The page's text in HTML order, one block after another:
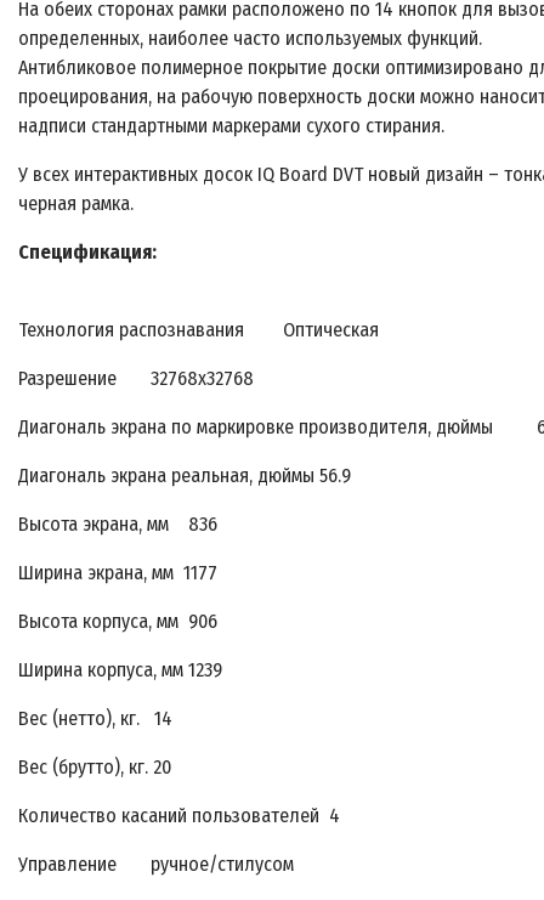
На обеих сторонах рамки расположено по 14 кнопок для
определенных, наиболее часто используемых функций.
Антибликовое полимерное покрытие доски оптимизировано
проецирования, на рабочую поверхность доски можно
надписи стандартными маркерами сухого стирания.
У всех интерактивных досок IQ Board DVT новый дизайн –
черная рамка.
Спецификация:
Технология распознавания Оптическая
Разрешение 32768х32768
Диагональ экрана по маркировке производителя, дюймы
Диагональ экрана реальная, дюймы 56.9
Высота экрана, мм 836
Ширина экрана, мм 1177
Высота корпуса, мм 906
Ширина корпуса, мм 1239
Вес (нетто), кг. 14
Вес (брутто), кг. 20
Количество касаний пользователей 4
Управление ручное/стилусом